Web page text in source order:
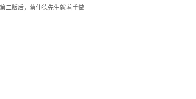
二版后，蔡仲德先生就着手做